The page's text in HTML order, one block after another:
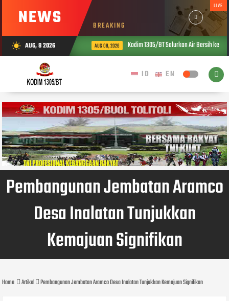
NEWS BREAKING
LIVE
wb_sunny AUG, 8 2026 AUG 08, 2026 Kodim 1305/BT Salurkan Air Bersih ke
Pembangunan Jembatan Aramco
Desa Inalatan Tunjukkan
Kemajuan Signifikan
Home Artikel Pembangunan Jembatan Aramco Desa Inalatan Tunjukkan Kemajuan Signifikan